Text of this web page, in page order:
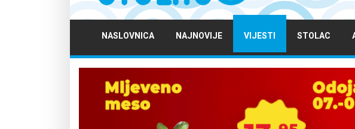
NASLOVNICA NAJNOVIJE VIJESTI STOLAC